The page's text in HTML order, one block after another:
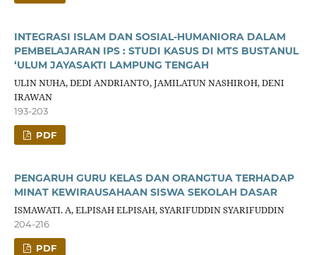
INTEGRASI ISLAM DAN SOSIAL-HUMANIORA DALAM
PEMBELAJARAN IPS : STUDI KASUS DI MTS BUSTANUL
‘ULUM JAYASAKTI LAMPUNG TENGAH
ULIN NUHA, DEDI ANDRIANTO, JAMILATUN NASHIROH, DENI
IRAWAN
193-203
PDF
PENGARUH GURU KELAS DAN ORANGTUA TERHADAP
MINAT KEWIRAUSAHAAN SISWA SEKOLAH DASAR
ISMAWATI. A, ELPISAH ELPISAH, SYARIFUDDIN SYARIFUDDIN
204-216
PDF